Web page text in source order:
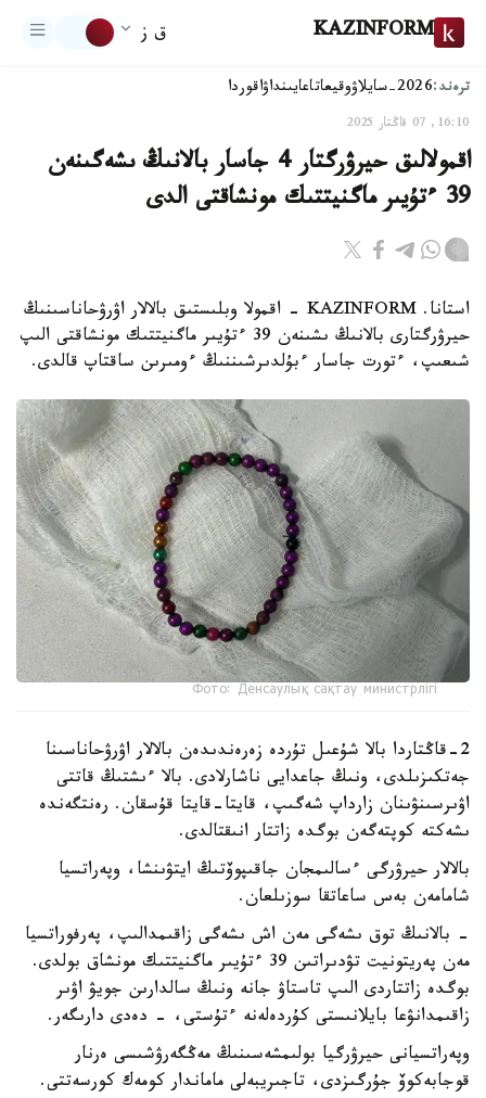
KAZINFORM ق ز
ترەند:2026-سايلاۋ وقيعاتاعايىنداۋاقوردا
16:10, 07 قاڭتار 2025
اقمولالىق حيرۋرگتار 4 جاسار بالانىڭ ىشەگىنەن
39 ءتۇيىر ماگنيتتىك مونشاقتى الدى
استانا. KAZINFORM - اقمولا وبلىستىق بالالار اۋرۋحاناسىنىڭ
حيرۋرگتارى بالانىڭ ىشىنەن 39 ءتۇيىر ماگنيتتىك مونشاقتى الىپ
شىعىپ، ءتورت جاسار ءبۇلدىرشىننىڭ ءومىرىن ساقتاپ قالدى.
Фото: Денсаулық сақтау министрлігі
2-قاڭتاردا بالا شۇعىل تۇردە زەرەندىدەن بالالار اۋرۋحاناسىنا
جەتكىزىلدى، ونىڭ جاعدايى ناشارلادى. بالا ءىشتىڭ قاتتى
اۋىرسىنۋىنان زارداپ شەگىپ، قايتا-قايتا قۇسقان. رەنتگەندە
ىشەكتە كوپتەگەن بوگدە زاتتار انىقتالدى.
بالالار حيرۋرگى ءسالىمجان جاقىپوۆتىڭ ايتۋىنشا، وپەراتسيا
شامامەن بەس ساعاتقا سوزىلعان.
- بالانىڭ توق ىشەگى مەن اش ىشەگى زاقىمدالىپ، پەرفوراتسيا
مەن پەريتونيت تۋدىراتىن 39 ءتۇيىر ماگنيتتىك مونشاق بولدى.
بوگدە زاتتاردى الىپ تاستاۋ جانە ونىڭ سالدارىن جويۋ اۋىر
زاقىمدانۋعا بايلانىستى كۇردەلەنە ءتۇستى، - دەدى دارىگەر.
وپەراتسيانى حيرۋرگيا بولىمشەسىنىڭ مەڭگەرۋشىسى ەرنار
قوجابەكوۆ جۇرگىزدى، تاجىريبەلى ماماندار كومەك كورسەتتى.